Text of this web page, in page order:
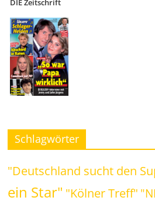
DIE Zeitschrift
Schlagwörter
"Deutschland sucht den
ein Star" "Kölner Treff"